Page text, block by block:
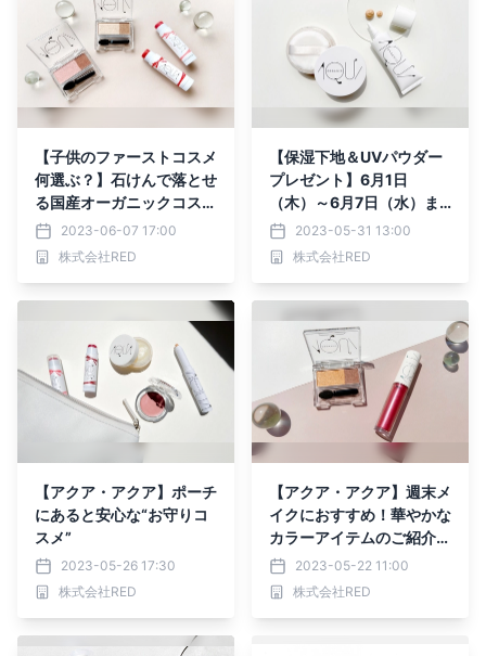
【子供のファーストコスメ
何選ぶ？】石けんで落とせ
る国産オーガニックコスメ
からおすすめ４アイテムを
ご紹介！
2023-06-07 17:00
株式会社RED
【保湿下地＆UVパウダー
プレゼント】6月1日
（木）～6月7日（水）ま
での期間限定！公式SNSで
プレゼントキャンペーンを
開催
2023-05-31 13:00
株式会社RED
【アクア・アクア】ポーチ
にあると安心な“お守りコ
スメ”
2023-05-26 17:30
株式会社RED
【アクア・アクア】週末メ
イクにおすすめ！華やかな
カラーアイテムのご紹介
【お得なキャンペーン
も！】
2023-05-22 11:00
株式会社RED